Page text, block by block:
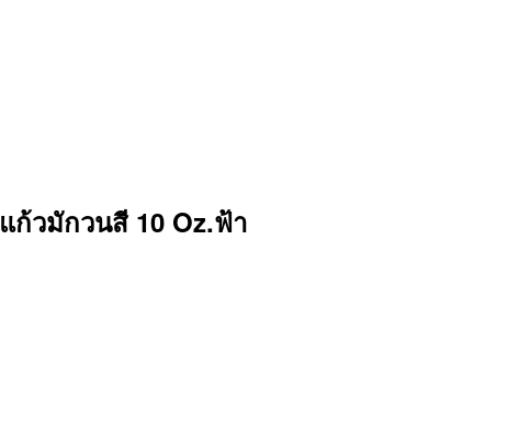
แก้วมักวนสี 10 Oz.ฟ้า